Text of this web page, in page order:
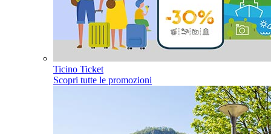
Ticino Ticket
Scopri tutte le promozioni